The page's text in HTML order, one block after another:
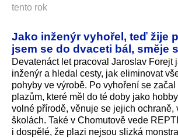
tento rok
Jako inženýr vyhořel, teď žije
jsem se do dvaceti bál, směje
Devatenáct let pracoval Jaroslav Forejt
inženýr a hledal cesty, jak eliminovat
pohyby ve výrobě. Po vyhoření se
plazům, které měl do té doby jako
volné přírodě, věnuje se jejich ochraně,
školách. Také v Chomutově vede
i dospělé, že plazi nejsou slizká